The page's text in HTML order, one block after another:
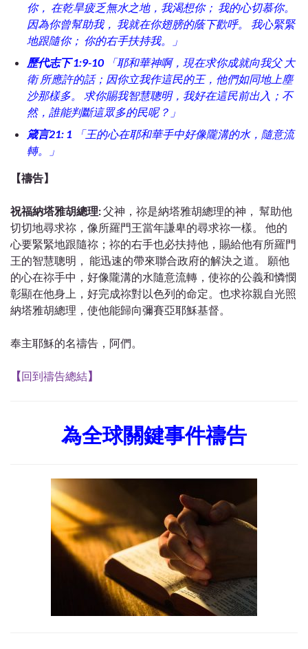
你， 在乾旱疲乏無水之地，我渴想你； 我的心切慕你。
因為你曾幫助我， 我就在你翅膀的蔭下歡呼。 我心緊緊
地跟隨你； 你的右手扶持我。」
歷代志下 1:9-10
「耶和華神啊，現在求你成就向我父 大
衛 所應許的話；因你立我作這民的王，他們如同地上塵
沙那樣多。 求你賜我智慧聰明，我好在這民前出入；不
然，誰能判斷這眾多的民呢？」
箴言21: 1
「王的心在耶和華手中好像隴溝的水，隨意流
轉。」
【禱告】
祝福納塔雅胡總理:父神，祢是納塔雅胡總理的神， 幫助他
切切地尋求祢，像所羅門王當年謙卑的尋求祢一樣。 他的
心要緊緊地跟隨祢；祢的右手也必扶持他，賜給他有所羅門
王的智慧聰明， 能迅速的帶來聯合政府的解決之道。 願他
的心在祢手中，好像隴溝的水隨意流轉，使祢的公義和憐憫
彰顯在他身上，好完成祢對以色列的命定。也求祢親自光照
納塔雅胡總理，使他能歸向彌賽亞耶穌基督。
奉主耶穌的名禱告，阿們。
【回到禱告總結】
為全球關鍵事件禱告